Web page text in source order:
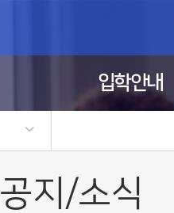
입학안내
공지/소식